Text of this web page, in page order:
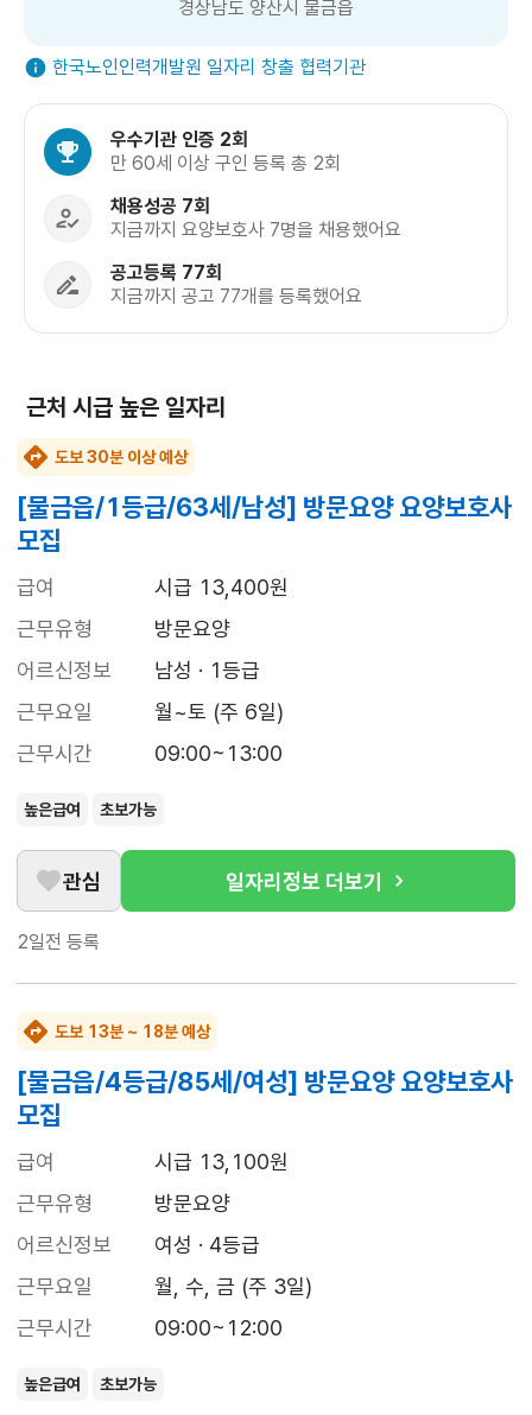
경상남도 양산시 물금읍
한국노인인력개발원 일자리 창출 협력기관
우수기관 인증 2회
만 60세 이상 구인 등록 총 2회
채용성공 7회
지금까지 요양보호사 7명을 채용했어요
공고등록 77회
지금까지 공고 77개를 등록했어요
근처 시급 높은 일자리
도보 30분 이상 예상
[물금읍/1등급/63세/남성] 방문요양 요양보호사
모집
급여
시급 13,400원
근무유형
방문요양
어르신정보
남성 · 1등급
근무요일
월~토 (주 6일)
근무시간
09:00~13:00
높은급여 초보가능
관심 일자리정보 더보기
2일전 등록
도보 13분 ~ 18분 예상
[물금읍/4등급/85세/여성] 방문요양 요양보호사
모집
급여
시급 13,100원
근무유형
방문요양
어르신정보
여성 · 4등급
근무요일
월, 수, 금 (주 3일)
근무시간
09:00~12:00
높은급여 초보가능